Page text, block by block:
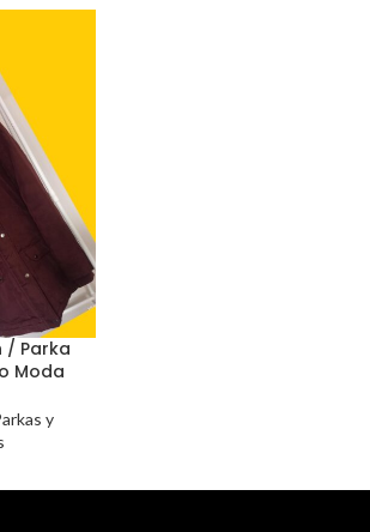
/ Parka
Moda
y